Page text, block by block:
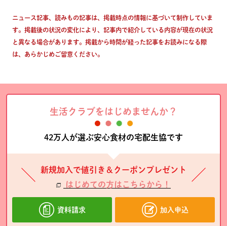
ニュース記事、読みもの記事は、掲載時点の情報に基づいて制作していま
す。掲載後の状況の変化により、記事内で紹介している内容が現在の状況
と異なる場合があります。掲載から時間が経った記事をお読みになる際
は、あらかじめご留意ください。
生活クラブをはじめませんか？
42万人が選ぶ安心食材の宅配生協です
新規加入で値引き＆クーポンプレゼント
はじめての方はこちらから！
資料請求 加入申込